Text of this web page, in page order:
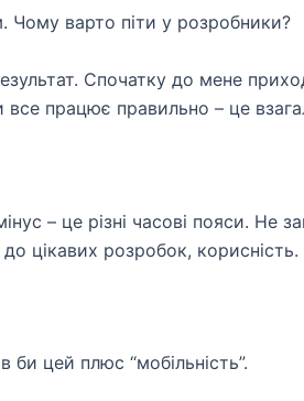
Чому варто піти у розробники?
Спочатку до мене
працює правильно – це
– це різні часові пояси. Не
цікавих розробок, корисність.
цей плюс “мобільність”.